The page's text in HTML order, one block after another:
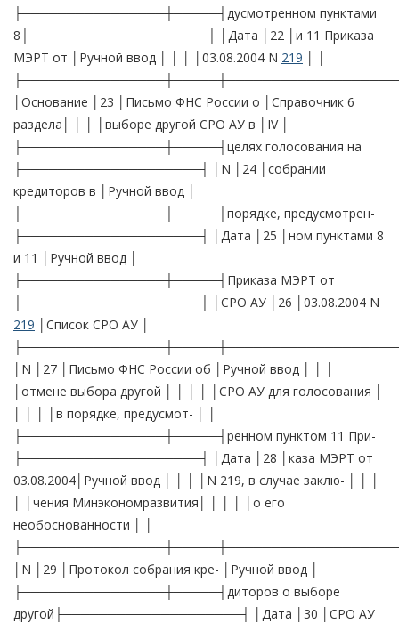
├────────────────┼─────┤дусмотренном пунктами
8├────────────────────┤ │Дата │22 │и 11 Приказа
МЭРТ от │Ручной ввод │ │ │ │03.08.2004 N 219
│Основание │23 │Письмо ФНС России о │Справочник 6
раздела│ │ │ │выборе другой СРО АУ в │IV │
├────────────────┼─────┤целях голосования на
├────────────────────┤ │N │24 │собрании
кредиторов в │Ручной ввод │
├────────────────┼─────┤порядке, предусмотрен-
├────────────────────┤ │Дата │25 │ном пунктами 8
и 11 │Ручной ввод │
├────────────────┼─────┤Приказа МЭРТ от
├────────────────────┤ │СРО АУ │26 │03.08.2004 N
219 │Список СРО АУ │
│N │27 │Письмо ФНС России об │Ручной ввод │ │ │
│отмене выбора другой │ │ │ │ │СРО АУ для голосования │
│ │ │ │в порядке, предусмот- │ │
├────────────────┼─────┤ренном пунктом 11 При-
├────────────────────┤ │Дата │28 │каза МЭРТ от
03.08.2004│Ручной ввод │ │ │ │N 219, в случае заклю- │ │ │
│ │чения Минэкономразвития│ │ │ │ │о его
необоснованности │ │
│N │29 │Протокол собрания кре- │Ручной ввод │
├────────────────┼─────┤диторов о выборе
другой├────────────────────┤ │Дата │30 │СРО АУ